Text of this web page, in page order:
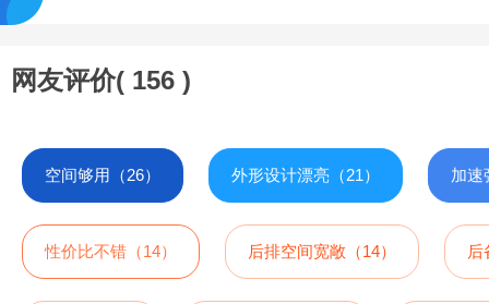
网友评价( 156 )
空间够用（26） 外形设计漂亮（21） 加速
性价比不错（14） 后排空间宽敞（14） 后